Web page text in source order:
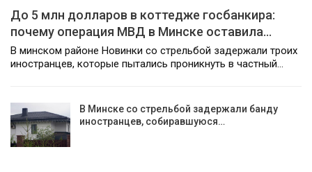
До 5 млн долларов в коттедже госбанкира:
почему операция МВД в Минске оставила…
В минском районе Новинки со стрельбой задержали троих
иностранцев, которые пытались проникнуть в частный…
В Минске со стрельбой задержали банду
иностранцев, собиравшуюся…